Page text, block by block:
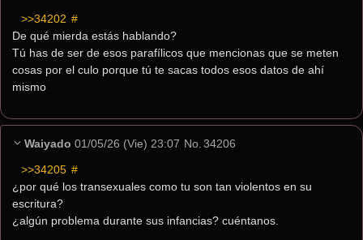
>>34202 #
De qué mierda estás hablando?
Tú has de ser de esos parafílicos que mencionas que se meten
cosas por el culo porque tú te sacas todos esos datos de ahí
mismo
Waiyado 01/05/26 (Vie) 23:07 No. 34206
>>34205 #
¿por qué los transexuales como tu son tan violentos en su
escritura?
¿algún problema durante sus infancias? cuéntanos.